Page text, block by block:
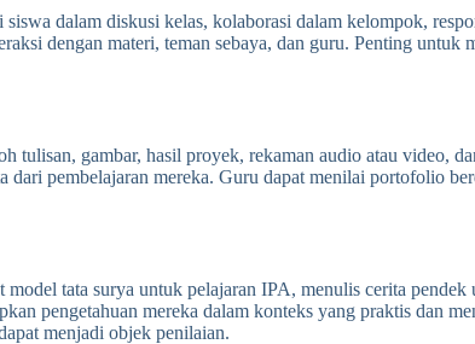
dalam diskusi kelas, kolaborasi dalam kelompok,
dengan materi, teman sebaya, dan guru. Penting untuk
tulisan, gambar, hasil proyek, rekaman audio atau video,
pembelajaran mereka. Guru dapat menilai portofolio
tata surya untuk pelajaran IPA, menulis cerita pendek
pengetahuan mereka dalam konteks yang praktis dan
menjadi objek penilaian.